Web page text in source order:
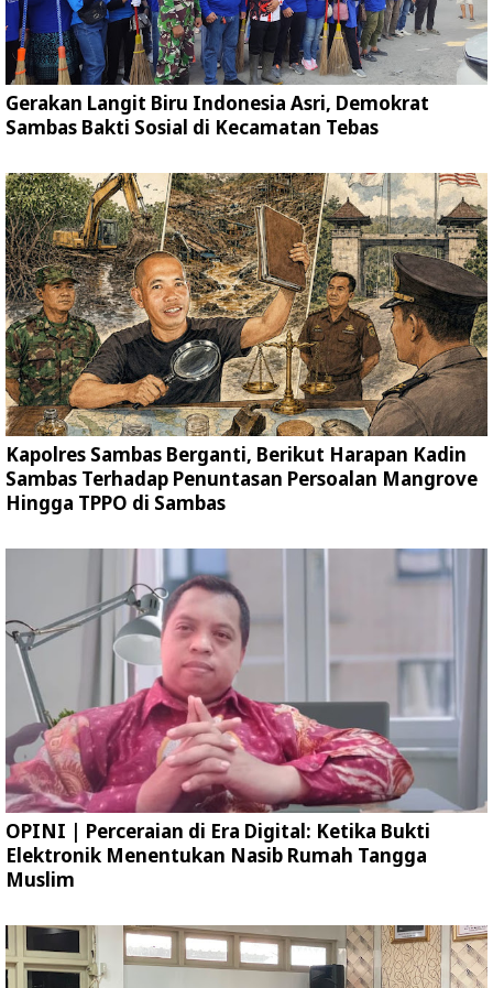
Gerakan Langit Biru Indonesia Asri, Demokrat
Sambas Bakti Sosial di Kecamatan Tebas
Kapolres Sambas Berganti, Berikut Harapan Kadin
Sambas Terhadap Penuntasan Persoalan Mangrove
Hingga TPPO di Sambas
OPINI | Perceraian di Era Digital: Ketika Bukti
Elektronik Menentukan Nasib Rumah Tangga
Muslim